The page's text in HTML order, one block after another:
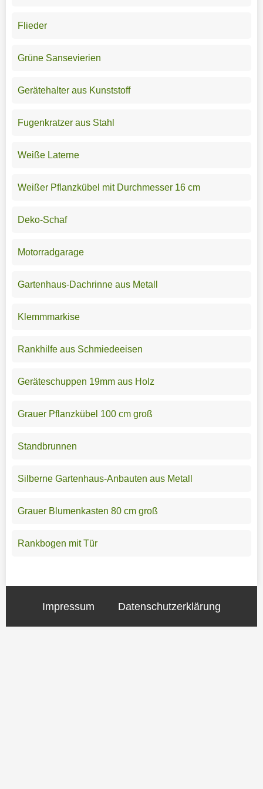
Flieder
Grüne Sansevierien
Gerätehalter aus Kunststoff
Fugenkratzer aus Stahl
Weiße Laterne
Weißer Pflanzkübel mit Durchmesser 16 cm
Deko-Schaf
Motorradgarage
Gartenhaus-Dachrinne aus Metall
Klemmmarkise
Rankhilfe aus Schmiedeeisen
Geräteschuppen 19mm aus Holz
Grauer Pflanzkübel 100 cm groß
Standbrunnen
Silberne Gartenhaus-Anbauten aus Metall
Grauer Blumenkasten 80 cm groß
Rankbogen mit Tür
Impressum Datenschutzerklärung